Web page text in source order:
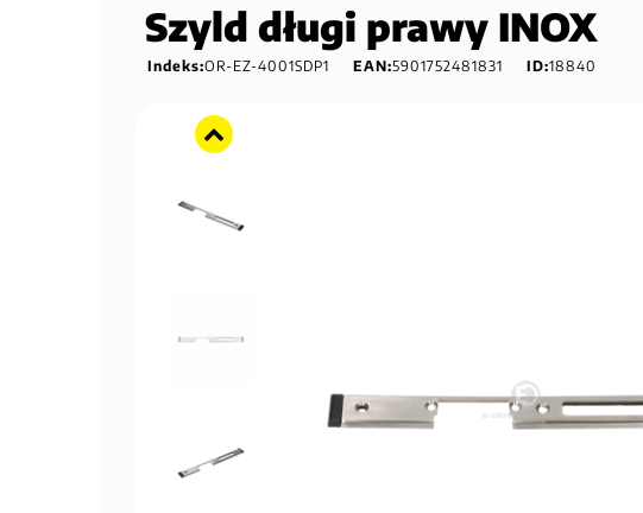
Szyld długi prawy INOX
Indeks:OR-EZ-4001SDP1 EAN:5901752481831 ID:18840